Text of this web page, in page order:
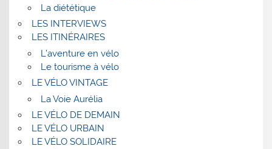
La diététique
LES INTERVIEWS
LES ITINÉRAIRES
L’aventure en vélo
Le tourisme à vélo
LE VÉLO VINTAGE
La Voie Aurélia
LE VÉLO DE DEMAIN
LE VÉLO URBAIN
LE VÉLO SOLIDAIRE